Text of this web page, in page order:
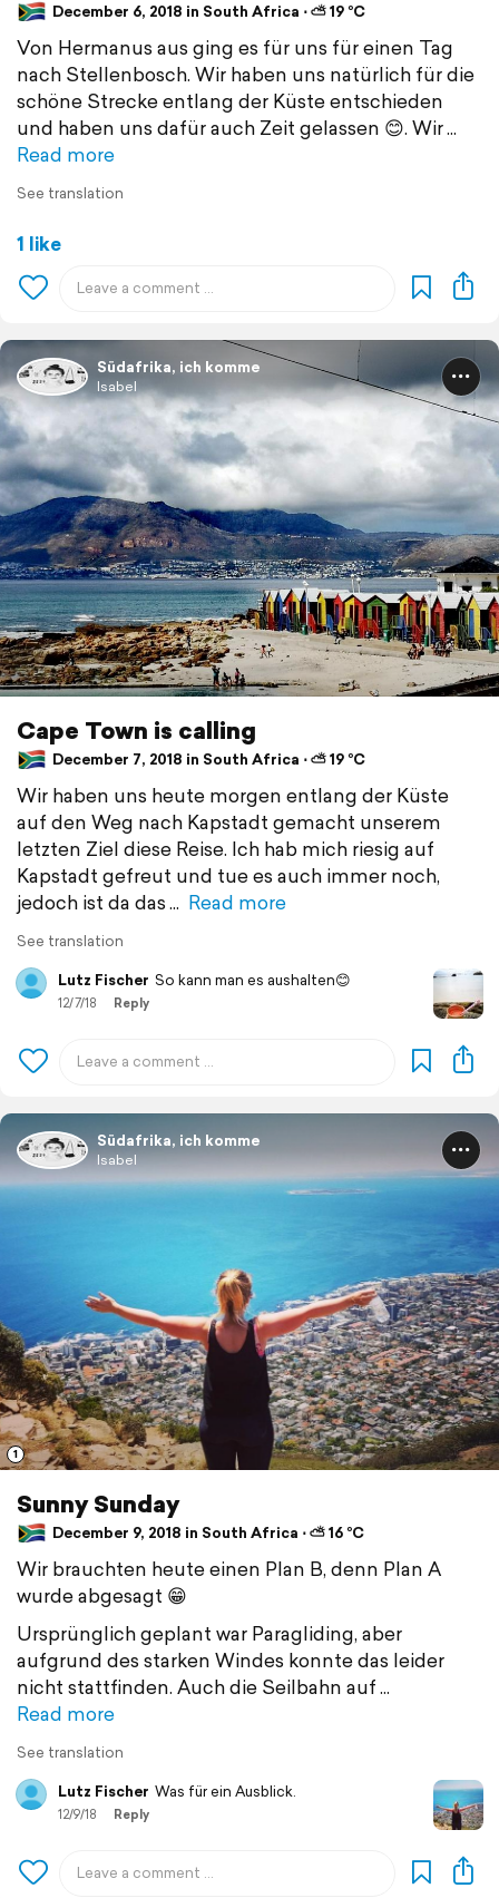
December 6, 2018 in South Africa ⋅ ⛅ 19 °C
Von Hermanus aus ging es für uns für einen Tag
nach Stellenbosch. Wir haben uns natürlich für die
schöne Strecke entlang der Küste entschieden
und haben uns dafür auch Zeit gelassen 😊. Wir
Read more
See translation
1 like
Südafrika, ich komme
Isabel
Cape Town is calling
December 7, 2018 in South Africa ⋅ ⛅ 19 °C
Wir haben uns heute morgen entlang der Küste
auf den Weg nach Kapstadt gemacht unserem
letzten Ziel diese Reise. Ich hab mich riesig auf
Kapstadt gefreut und tue es auch immer noch,
jedoch ist da das
Read more
See translation
Lutz Fischer So kann man es aushalten😊
12/7/18 Reply
Südafrika, ich komme
Isabel
1
Sunny Sunday
December 9, 2018 in South Africa ⋅ ⛅ 16 °C
Wir brauchten heute einen Plan B, denn Plan A
wurde abgesagt 😁
Ursprünglich geplant war Paragliding, aber
aufgrund des starken Windes konnte das leider
nicht stattfinden. Auch die Seilbahn auf
Read more
See translation
Lutz Fischer Was für ein Ausblick.
12/9/18 Reply